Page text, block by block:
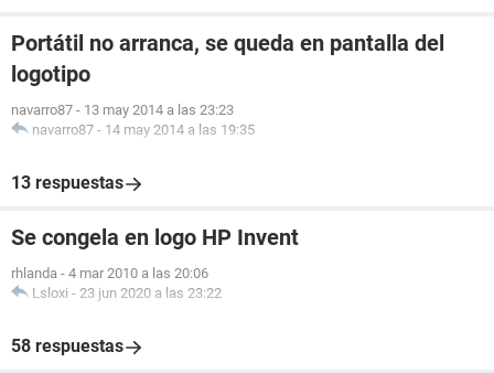
Portátil no arranca, se queda en pantalla del
logotipo
navarro87 - 13 may 2014 a las 23:23
navarro87 - 14 may 2014 a las 19:35
13 respuestas
Se congela en logo HP Invent
rhlanda - 4 mar 2010 a las 20:06
Lsloxi - 23 jun 2020 a las 23:22
58 respuestas